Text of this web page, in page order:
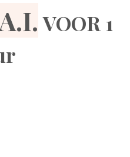
VOOR 1